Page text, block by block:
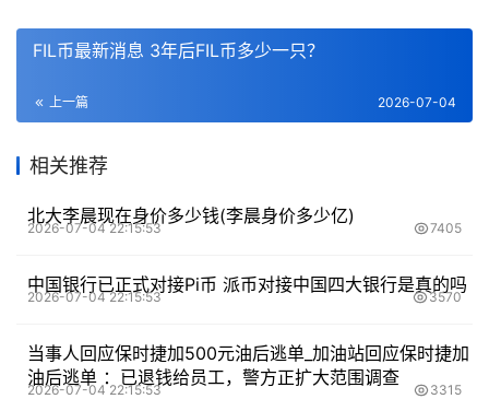
FIL币最新消息 3年后FIL币多少一只？
上一篇 2026-07-04
相关推荐
北大李晨现在身价多少钱(李晨身价多少亿)
2026-07-04 22:15:53 7405
中国银行已正式对接Pi币 派币对接中国四大银行是真的吗
2026-07-04 22:15:53 3570
当事人回应保时捷加500元油后逃单_加油站回应保时捷加
油后逃单 ：已退钱给员工，警方正扩大范围调查
2026-07-04 22:15:53 3315